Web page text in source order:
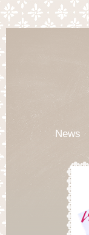
News